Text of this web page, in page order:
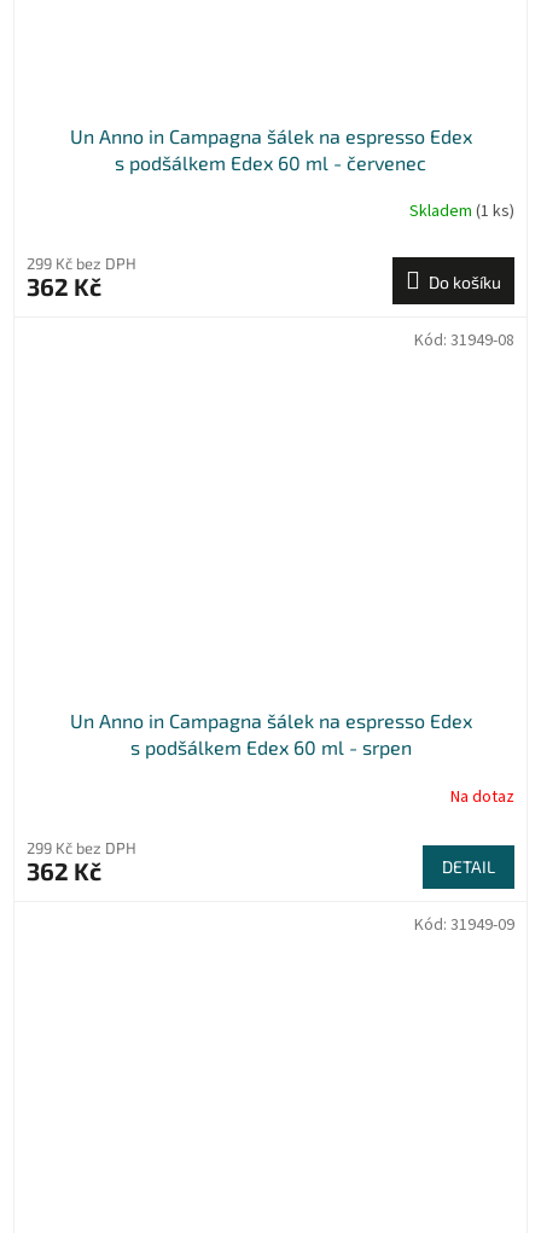
Un Anno in Campagna šálek na espresso Edex
s podšálkem Edex 60 ml - červenec
Skladem (1 ks)
299 Kč bez DPH
362 Kč Do košíku
Un Anno in Campagna šálek na espresso Edex
s podšálkem Edex 60 ml - srpen
Na dotaz
299 Kč bez DPH
362 Kč DETAIL
Kód: 31949-08
Kód: 31949-09